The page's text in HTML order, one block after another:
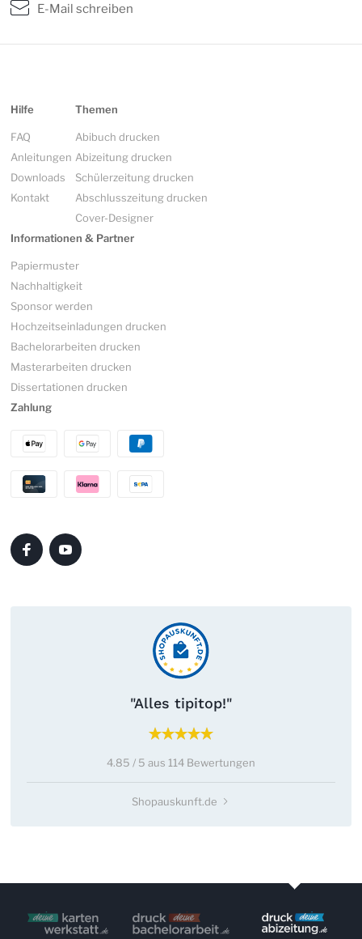
E-Mail schreiben
Hilfe
FAQ
Anleitungen
Downloads
Kontakt
Themen
Abibuch drucken
Abizeitung drucken
Schülerzeitung drucken
Abschlusszeitung drucken
Cover-Designer
Informationen & Partner
Papiermuster
Nachhaltigkeit
Sponsor werden
Hochzeitseinladungen drucken
Bachelorarbeiten drucken
Masterarbeiten drucken
Dissertationen drucken
Zahlung
"Alles tipitop!"
4.85 / 5 aus 114 Bewertungen
Shopauskunft.de